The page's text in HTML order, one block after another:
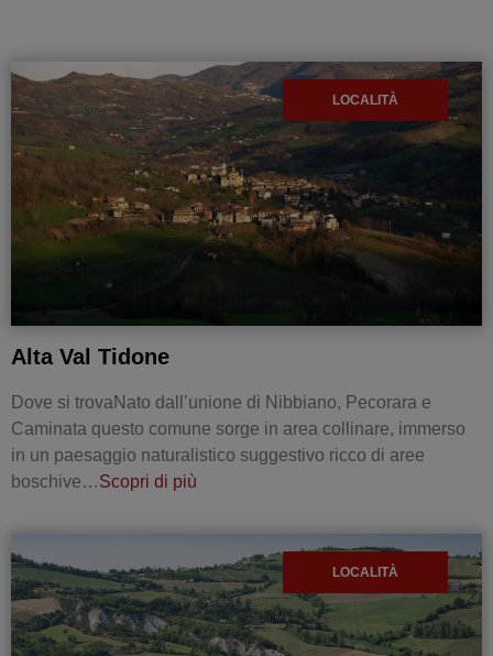
LOCALITÀ
Alta Val Tidone
Dove si trovaNato dall’unione di Nibbiano, Pecorara e
Caminata questo comune sorge in area collinare, immerso
in un paesaggio naturalistico suggestivo ricco di aree
boschive…Scopri di più
LOCALITÀ